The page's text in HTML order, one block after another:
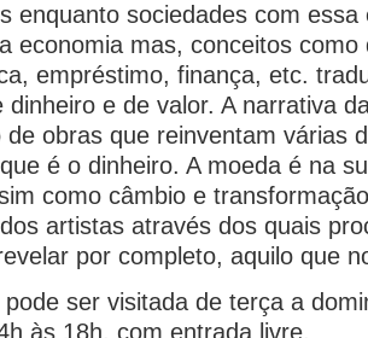
enquanto sociedades com
economia mas, conceitos
empréstimo, finança, etc.
dinheiro e de valor. A narrativa
de obras que reinventam várias
é o dinheiro. A moeda é na
como câmbio e
artistas através dos quais
por completo, aquilo que
pode ser visitada de terça a
às 18h, com entrada livre.